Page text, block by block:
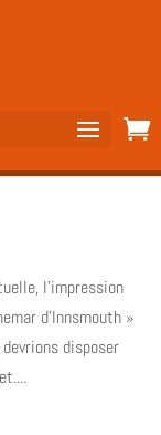
l’impression
d’Innsmouth »
disposer